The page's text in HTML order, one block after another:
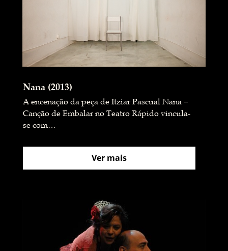
Nana (2013)
A encenação da peça de Itziar Pascual Nana –
Canção de Embalar no Teatro Rápido vincula-
se com…
Ver mais